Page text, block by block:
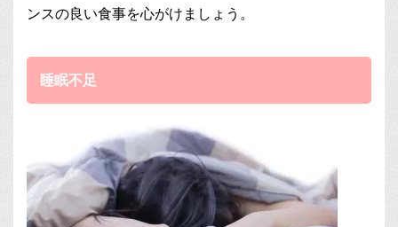
ンスの良い食事を心がけましょう。
睡眠不足